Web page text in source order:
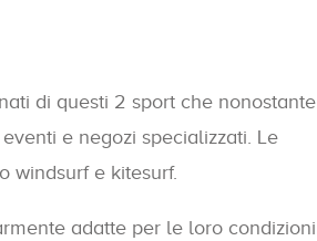
di questi 2 sport che nonostante
e negozi specializzati. Le
windsurf e kitesurf.
adatte per le loro condizioni